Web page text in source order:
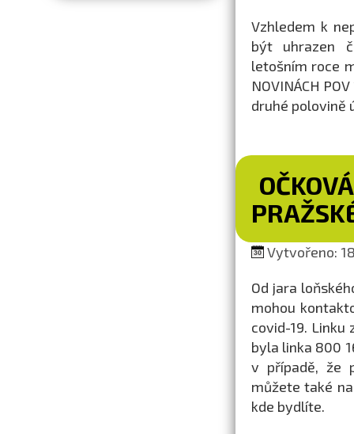
Vzhledem k
být uhrazen
letošním roce
NOVINÁCH
druhé polovině
Vytvořeno:
Od jara
mohou
covid-19.
byla linka 800
v případě, že
můžete také
kde bydlíte.